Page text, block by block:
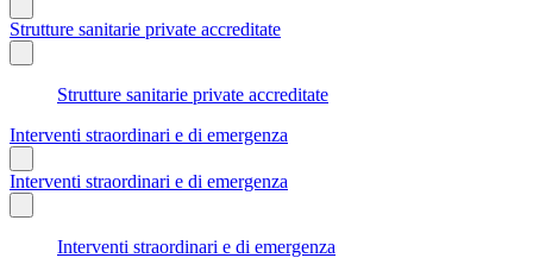
Strutture sanitarie private accreditate
Strutture sanitarie private accreditate
Interventi straordinari e di emergenza
Interventi straordinari e di emergenza
Interventi straordinari e di emergenza